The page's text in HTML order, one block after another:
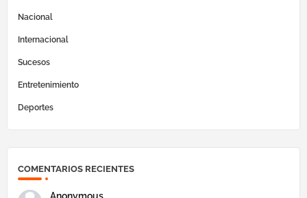
Nacional
Internacional
Sucesos
Entretenimiento
Deportes
COMENTARIOS RECIENTES